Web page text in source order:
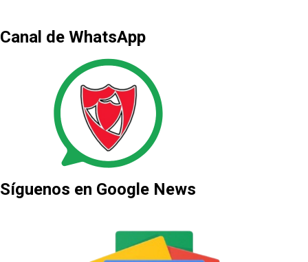
Canal de WhatsApp
Síguenos en Google News